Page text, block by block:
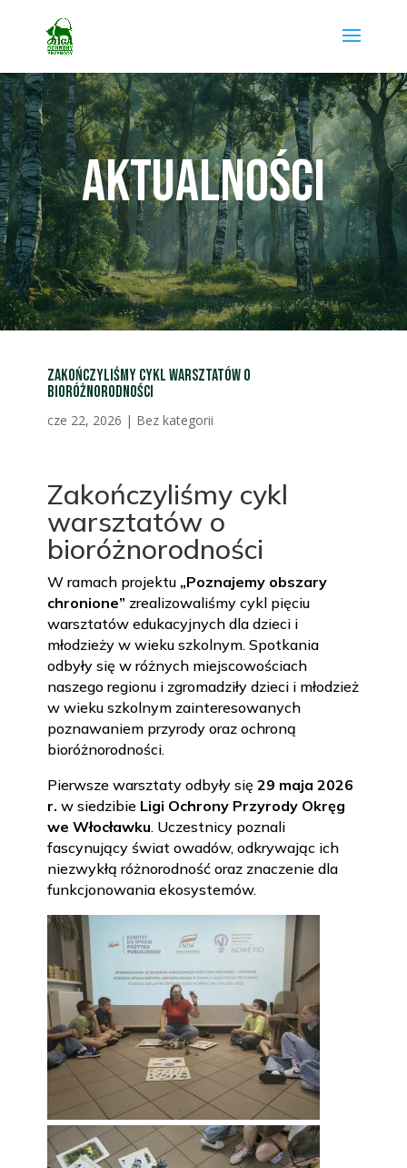
AKTUALNOŚCI
Zakończyliśmy cykl warsztatów o
bioróżnorodności
cze 22, 2026 | Bez kategorii
Zakończyliśmy cykl
warsztatów o
bioróżnorodności
W ramach projektu „Poznajemy obszary
chronione” zrealizowaliśmy cykl pięciu
warsztatów edukacyjnych dla dzieci i
młodzieży w wieku szkolnym. Spotkania
odbyły się w różnych miejscowościach
naszego regionu i zgromadziły dzieci i młodzież
w wieku szkolnym zainteresowanych
poznawaniem przyrody oraz ochroną
bioróżnorodności.
Pierwsze warsztaty odbyły się29 maja 2026
r. w siedzibie Ligi Ochrony Przyrody Okręg
we Włocławku. Uczestnicy poznali
fascynujący świat owadów, odkrywając ich
niezwykłą różnorodność oraz znaczenie dla
funkcjonowania ekosystemów.